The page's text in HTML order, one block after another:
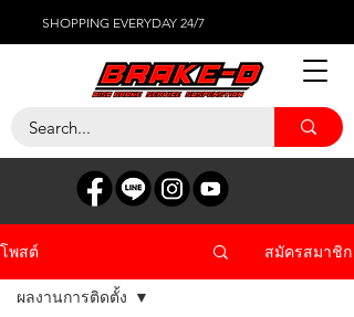
SHOPPING EVERYDAY 24/7
โพสต์ สมัครสมาชิก
ผลงานการติดตั้ง